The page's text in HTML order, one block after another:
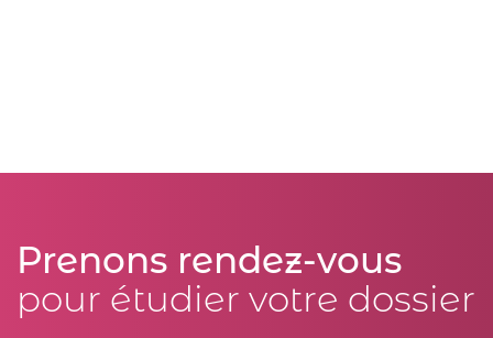
Prenons rendez-vous
pour étudier votre dossier